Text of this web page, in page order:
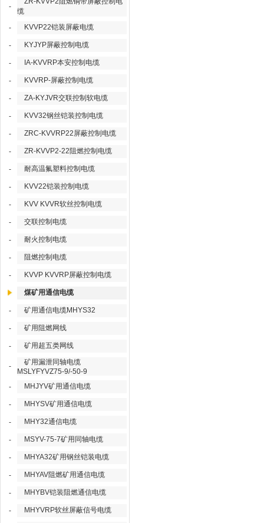
-
缆
-
KVVP22铠装屏蔽电缆
- KYJYP屏蔽控制电缆
- IA-KVVRP本安控制电缆
- KVVRP-屏蔽控制电缆
- ZA-KYJVR交联控制软电缆
- KVV32钢丝铠装控制电缆
- ZRC-KVVRP22屏蔽控制电缆
- ZR-KVVP2-22阻燃控制电缆
- 耐高温氟塑料控制电缆
- KVV22铠装控制电缆
- KVV KVVR软丝控制电缆
- 交联控制电缆
- 耐火控制电缆
- 阻燃控制电缆
- KVVP KVVRP屏蔽控制电缆
煤矿用通信电缆
- 矿用通信电缆MHYS32
- 矿用阻燃网线
- 矿用超五类网线
-
矿用漏泄同轴电缆
MSLYFYVZ75-9/-50-9
-
MHJYV矿用通信电缆
- MHYSV矿用通信电缆
- MHY32通信电缆
- MSYV-75-7矿用同轴电缆
- MHYA32矿用钢丝铠装电缆
- MHYAV阻燃矿用通信电缆
- MHYBV铠装阻燃通信电缆
- MHYVRP软丝屏蔽信号电缆